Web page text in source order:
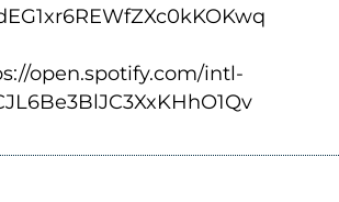
open.spotify.com/intl-